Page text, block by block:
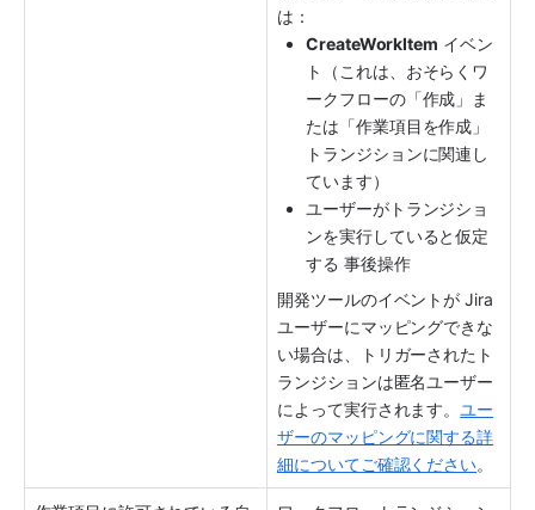
は：
CreateWorkItem イベン
ト（これは、おそらくワ
ークフローの「作成」ま
たは「作業項目を作成」
トランジションに関連し
ています）
ユーザーがトランジショ
ンを実行していると仮定
する 事後操作
開発ツールのイベントが Jira
ユーザーにマッピングできな
い場合は、トリガーされたト
ランジションは匿名ユーザー
によって実行されます。 ユー
ザーのマッピングに関する詳
細についてご確認ください。